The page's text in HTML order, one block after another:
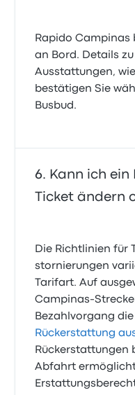
Rapido Campinas
an Bord. Details
Ausstattungen,
bestätigen Sie
Busbud.
Kann ich
Ticket ändern
Die Richtlinien für
stornierungen
Tarifart. Auf
Campinas-
Bezahlvorgang
Rückerstattung
Rückerstattungen
Abfahrt